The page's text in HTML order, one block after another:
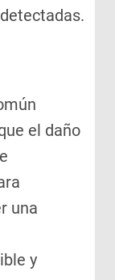
el daño
una
y